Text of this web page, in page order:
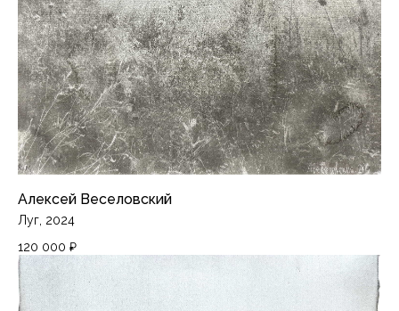
Алексей Веселовский
Луг, 2024
120 000 ₽
Instagram*
Telegram
PiranesiLAB © 2026
*Продукты компании Meta, признанной